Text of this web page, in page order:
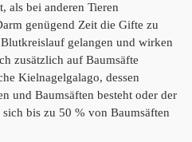
als bei anderen Tieren
genügend Zeit die Gifte zu
gelangen und wirken
zusätzlich auf Baumsäfte
Kielnagelgalago, dessen
und Baumsäften besteht oder der
sich bis zu 50 % von Baumsäften